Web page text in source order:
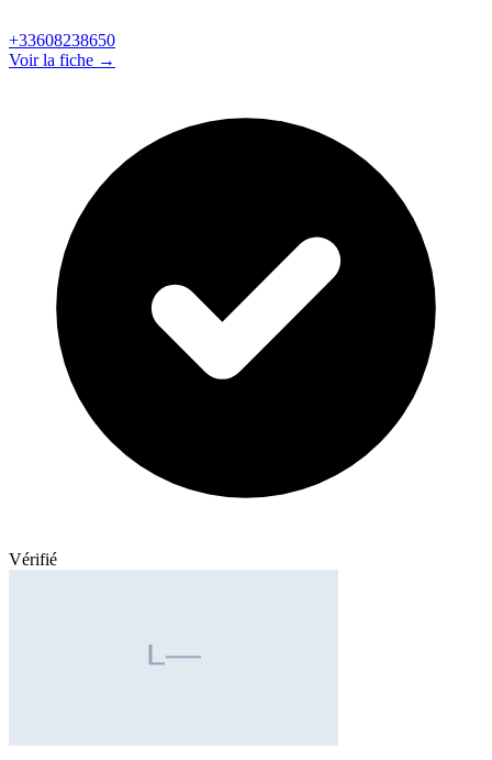
+33608238650
Voir la fiche →
Vérifié